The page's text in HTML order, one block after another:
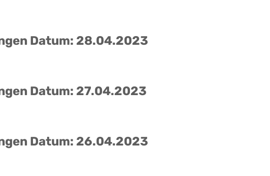
Datum: 28.04.2023
Datum: 27.04.2023
Datum: 26.04.2023